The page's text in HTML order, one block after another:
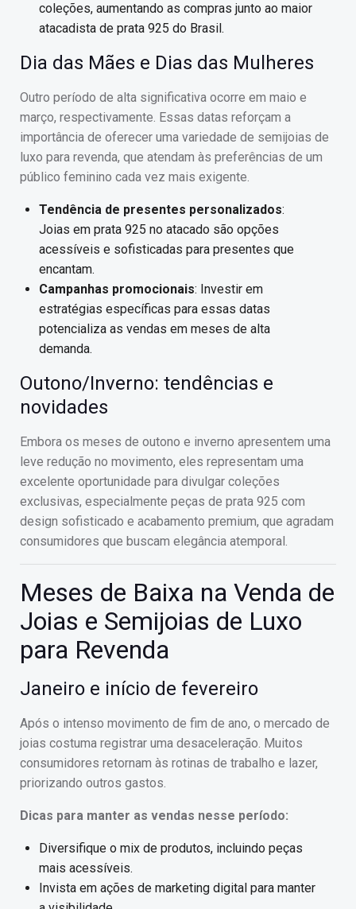
coleções, aumentando as compras junto ao maior
atacadista de prata 925 do Brasil.
Dia das Mães e Dias das Mulheres
Outro período de alta significativa ocorre em maio e
março, respectivamente. Essas datas reforçam a
importância de oferecer uma variedade de semijoias de
luxo para revenda, que atendam às preferências de um
público feminino cada vez mais exigente.
Tendência de presentes personalizados:
Joias em prata 925 no atacado são opções
acessíveis e sofisticadas para presentes que
encantam.
Campanhas promocionais: Investir em
estratégias específicas para essas datas
potencializa as vendas em meses de alta
demanda.
Outono/Inverno: tendências e
novidades
Embora os meses de outono e inverno apresentem uma
leve redução no movimento, eles representam uma
excelente oportunidade para divulgar coleções
exclusivas, especialmente peças de prata 925 com
design sofisticado e acabamento premium, que agradam
consumidores que buscam elegância atemporal.
Meses de Baixa na Venda de
Joias e Semijoias de Luxo
para Revenda
Janeiro e início de fevereiro
Após o intenso movimento de fim de ano, o mercado de
joias costuma registrar uma desaceleração. Muitos
consumidores retornam às rotinas de trabalho e lazer,
priorizando outros gastos.
Dicas para manter as vendas nesse período:
Diversifique o mix de produtos, incluindo peças
mais acessíveis.
Invista em ações de marketing digital para manter